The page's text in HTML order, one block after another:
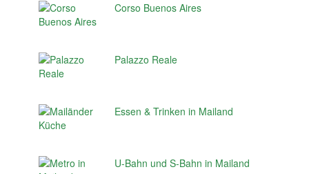
Corso Buenos Aires
Palazzo Reale
Essen & Trinken in Mailand
U-Bahn und S-Bahn in Mailand